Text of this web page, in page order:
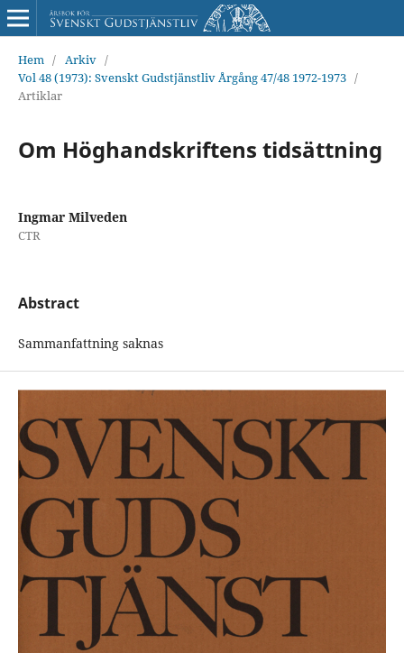
Hem / Arkiv /
Vol 48 (1973): Svenskt Gudstjänstliv Årgång 47/48 1972-1973 /
Artiklar
Om Höghandskriftens tidsättning
Ingmar Milveden
CTR
Abstract
Sammanfattning saknas